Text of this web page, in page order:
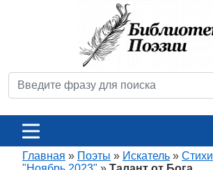
Главная » Поэты » Искатель » Стихи